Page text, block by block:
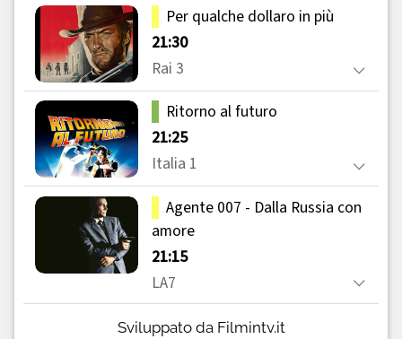
Sviluppato da Filmintv.it